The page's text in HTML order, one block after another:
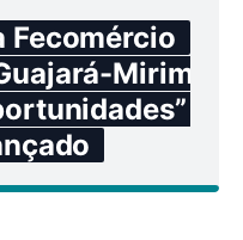
Fecomércio
Mirim: